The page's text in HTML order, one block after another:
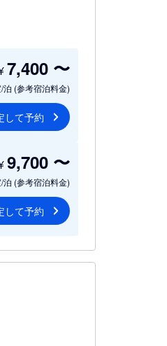
泊 (参考宿泊料金)
7,400 〜
して予約
泊 (参考宿泊料金)
9,700 〜
して予約